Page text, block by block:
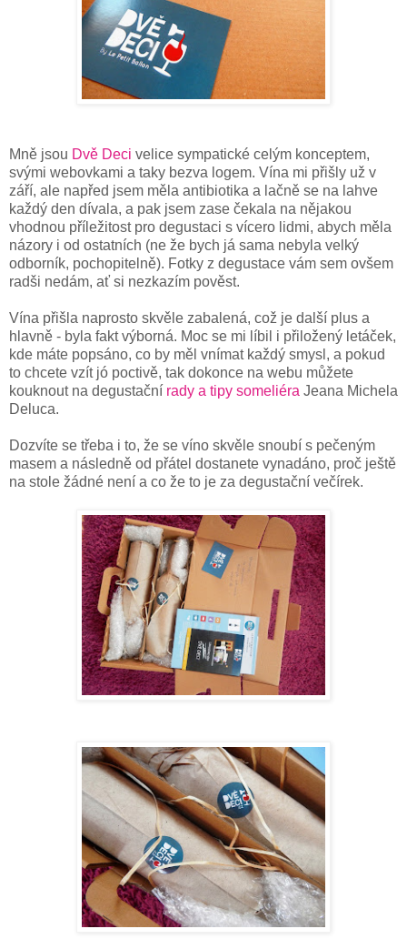
Mně jsou Dvě Deci velice sympatické celým konceptem,
svými webovkami a taky bezva logem. Vína mi přišly už v
září, ale napřed jsem měla antibiotika a lačně se na lahve
každý den dívala, a pak jsem zase čekala na nějakou
vhodnou příležitost pro degustaci s vícero lidmi, abych měla
názory i od ostatních (ne že bych já sama nebyla velký
odborník, pochopitelně). Fotky z degustace vám sem ovšem
radši nedám, ať si nezkazím pověst.
Vína přišla naprosto skvěle zabalená, což je další plus a
hlavně - byla fakt výborná. Moc se mi líbil i přiložený letáček,
kde máte popsáno, co by měl vnímat každý smysl, a pokud
to chcete vzít jó poctivě, tak dokonce na webu můžete
kouknout na degustační rady a tipy someliéra Jeana Michela
Deluca.
Dozvíte se třeba i to, že se víno skvěle snoubí s pečeným
masem a následně od přátel dostanete vynadáno, proč ještě
na stole žádné není a co že to je za degustační večírek.